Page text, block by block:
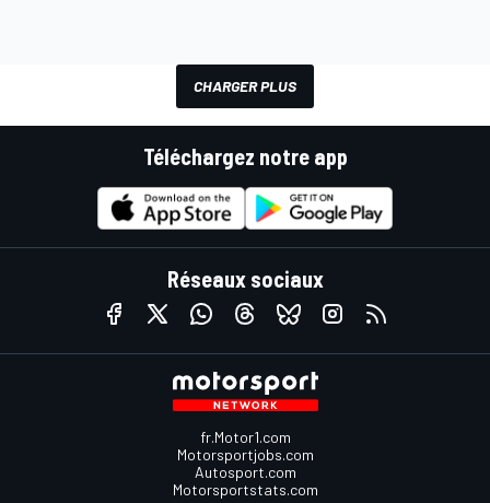
CHARGER PLUS
Téléchargez notre app
Réseaux sociaux
fr.Motor1.com
Motorsportjobs.com
Autosport.com
Motorsportstats.com